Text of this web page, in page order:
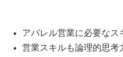
アパレル営業に必要なス
営業スキルも論理的思考